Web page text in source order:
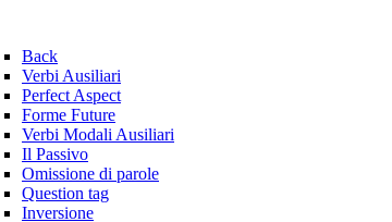
Back
Verbi Ausiliari
Perfect Aspect
Forme Future
Verbi Modali Ausiliari
Il Passivo
Omissione di parole
Question tag
Inversione